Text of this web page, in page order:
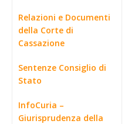
Relazioni e Documenti
della Corte di
Cassazione
Sentenze Consiglio di
Stato
InfoCuria –
Giurisprudenza della